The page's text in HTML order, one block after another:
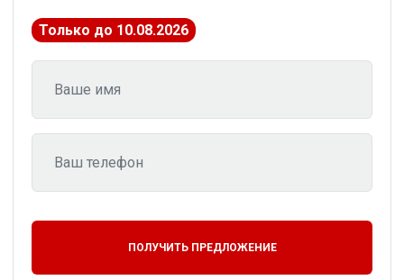
Только до 10.08.2026
ПОЛУЧИТЬ ПРЕДЛОЖЕНИЕ